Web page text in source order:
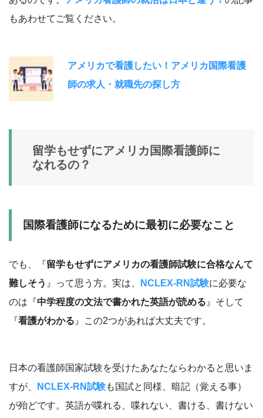
もあわせてご覧ください。
アメリカで看護したい！アメリカ国際看護
師の求人・就職先の探し方
留学もせずにアメリカ国際看護師に
なれるの？
国際看護師になるために最初に必要なこと
でも、『留学もせずにアメリカの看護師試験に合格なんて
難しそう 』って思う方。実は、 NCLEX-RN試験に必要な
のは『中学程度の文法で書かれた英語が読める 』そして
『看護がわかる 』この2つがあれば大丈夫です。
日本の看護師国家試験を受けたあなたならわかると思いま
すが、
NCLEX-RN試験も国試と同様、暗記（覚える事）
が殆どです。英語が喋れる、喋れない、書ける、書けない